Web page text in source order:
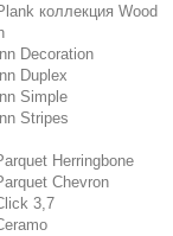
коллекция Wood
Decoration
Duplex
Simple
Stripes
Herringbone
Chevron
3,7